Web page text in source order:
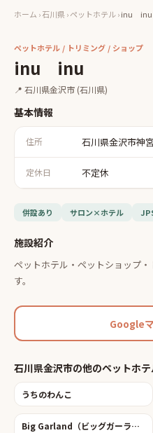
ホーム ›石川県›ペットホテル›inu inu
ペットホテル / トリミング / ショップ
inu inu
📍 石川県金沢市 (石川県)
基本情報
住所 石川県金沢市神
定休日 不定休
併設あり サロン×ホテル
施設紹介
ペットホテル・ペットショップ
す。
Google
石川県金沢市の他のペットホ
うちのわんこ
Big Garland（ビッグガーランド）